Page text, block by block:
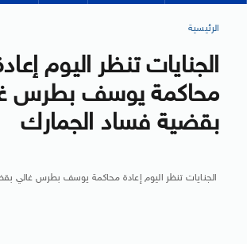
الرئيسية
الجنايات تنظر اليوم
محاكمة يوسف بطرس
بقضية فساد الجمارك